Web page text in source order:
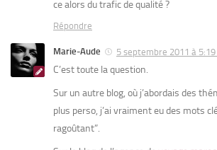
ce alors du trafic de qualité ?
Répondre
Marie-Aude 5 septembre 2011 à 5:19
C’est toute la question.
Sur un autre blog, où j’abordais des
plus perso, j’ai vraiment eu des mots
ragoûtant”.